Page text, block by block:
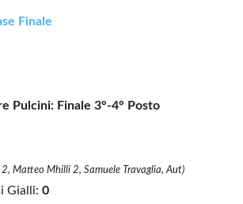
Finale
Pulcini: Finale 3°-4° Posto
2, Matteo Mhilli 2, Samuele Travaglia, Aut)
Gialli: 0